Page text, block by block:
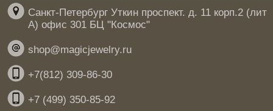
Санкт-Петербург Уткин проспект. д. 11 корп.2 (лит
А) офис 301 БЦ "Космос"
shop@magicjewelry.ru
+7(812) 309-86-30
+7 (499) 350-85-92